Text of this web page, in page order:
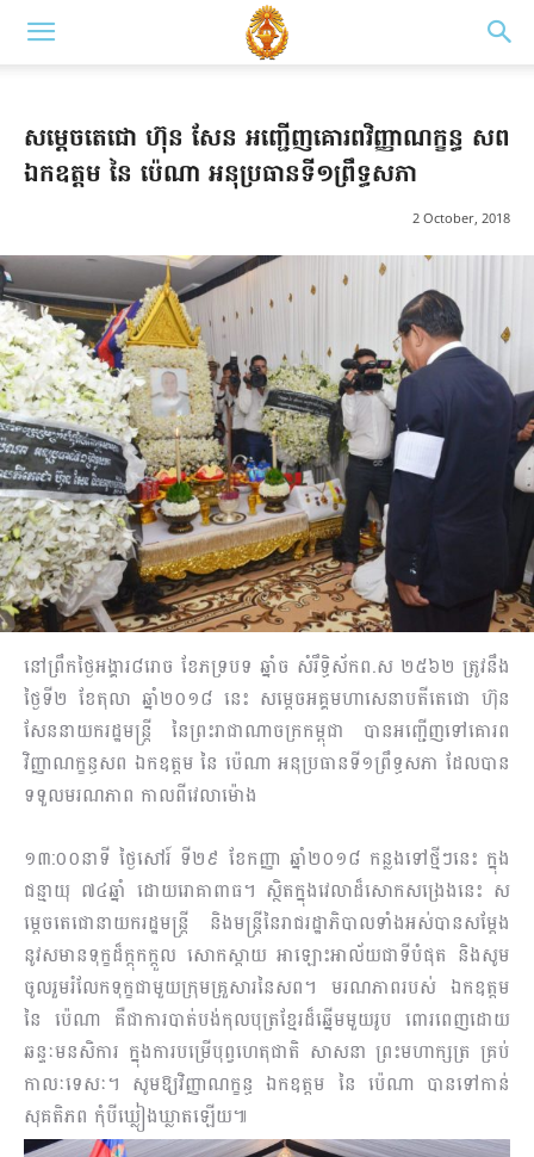
សម្ដេចតេជោ ហ៊ុន សែន អញ្ជើញគោរពវិញ្ញាណក្ខន្ធ សព
ឯកឧត្តម នៃ ប៉េណា អនុប្រធានទី១ព្រឹទ្ធសភា
2 October, 2018
នៅព្រឹកថ្ងៃអង្គារ៨រោច ខែភទ្របទ ឆ្នាំច សំរឹទ្ធិស័កព.ស ២៥៦២ ត្រូវនឹង
ថ្ងៃទី២ ខែតុលា ឆ្នាំ២០១៨ នេះ សម្ដេចអគ្គមហាសេនាបតីតេជោ ហ៊ុន
សែននាយករដ្ឋមន្ត្រី នៃព្រះរាជាណាចក្រកម្ពុជា បានអញ្ជើញទៅគោរព
វិញ្ញាណក្ខន្ធសព ឯកឧត្តម នៃ ប៉េណា អនុប្រធានទី១ព្រឹទ្ធសភា ដែលបាន
ទទួលមរណភាព កាលពីវេលាម៉ោង
១៣:០០នាទី ថ្ងៃសៅរ៍ ទី២៩ ខែកញ្ញា ឆ្នាំ២០១៨ កន្លងទៅថ្មីៗនេះ ក្នុង
ជន្មាយុ ៧៤ឆ្នាំ ដោយរោគាពាធ។ ស្ថិតក្នុងវេលាដ៏សោកសង្រេងនេះ ស
ម្តេចតេជោនាយករដ្ឋមន្ត្រី និងមន្ត្រីនៃរាជរដ្ឋាភិបាលទាំងអស់បានសម្តែង
នូវសមានទុក្ខដ៏ក្តុកក្តួល សោកស្តាយ អាឡោះអាល័យជាទីបំផុត និងសូម
ចូលរួមរំលែកទុក្ខជាមួយក្រុមគ្រួសារនៃសព។ មរណភាពរបស់ ឯកឧត្តម
នៃ ប៉េណា គឺជាការបាត់បង់កុលបុត្រខ្មែរដ៏ឆ្នើមមួយរូប ពោរពេញដោយ
ឆន្ទៈមនសិការ ក្នុងការបម្រើបុព្វហេតុជាតិ សាសនា ព្រះមហាក្សត្រ គ្រប់
កាលៈទេសៈ។ សូមឱ្យវិញ្ញាណក្ខន្ធ ឯកឧត្តម នៃ ប៉េណា បានទៅកាន់
សុគតិភព កុំបីឃ្លៀងឃ្លាតឡើយ៕